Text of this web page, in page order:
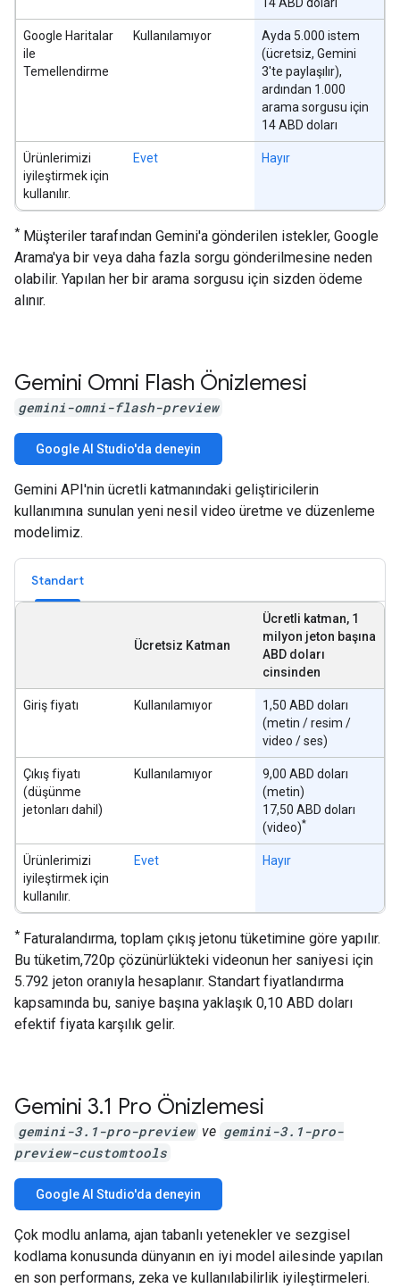
Google Haritalar
ile
Temellendirme
Kullanılamıyor
Ayda 5.000 istem
(ücretsiz, Gemini
3'te paylaşılır),
ardından 1.000
arama sorgusu için
14 ABD doları
Ürünlerimizi
iyileştirmek için
kullanılır.
Evet Hayır
* Müşteriler tarafından Gemini'a gönderilen istekler, Google
Arama'ya bir veya daha fazla sorgu gönderilmesine neden
olabilir. Yapılan her bir arama sorgusu için sizden ödeme
alınır.
Gemini Omni Flash Önizlemesi
gemini-omni-flash-preview
Google AI Studio'da deneyin
Gemini API'nin ücretli katmanındaki geliştiricilerin
kullanımına sunulan yeni nesil video üretme ve düzenleme
modelimiz.
Standart
Ücretsiz Katman
Ücretli katman, 1
milyon jeton başına
ABD doları
cinsinden
Giriş fiyatı Kullanılamıyor
1,50 ABD doları
(metin / resim /
video / ses)
Çıkış fiyatı
(düşünme
jetonları dahil)
Kullanılamıyor
9,00 ABD doları
(metin)
17,50 ABD doları
(video)*
Ürünlerimizi
iyileştirmek için
kullanılır.
Evet Hayır
* Faturalandırma, toplam çıkış jetonu tüketimine göre yapılır.
Bu tüketim,720p çözünürlükteki videonun her saniyesi için
5.792 jeton oranıyla hesaplanır. Standart fiyatlandırma
kapsamında bu, saniye başına yaklaşık 0,10 ABD doları
efektif fiyata karşılık gelir.
Gemini 3.1 Pro Önizlemesi
gemini-3.1-pro-preview ve gemini-3.1-pro-
preview-customtools
Google AI Studio'da deneyin
Çok modlu anlama, ajan tabanlı yetenekler ve sezgisel
kodlama konusunda dünyanın en iyi model ailesinde yapılan
en son performans, zeka ve kullanılabilirlik iyileştirmeleri.